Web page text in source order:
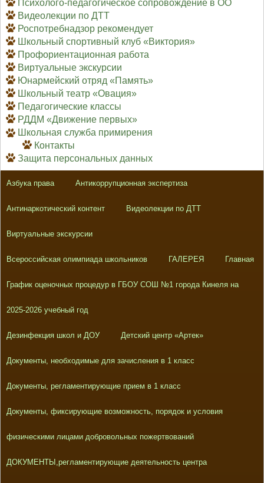
Психолого-педагогическое сопровождение в ОО
Видеолекции по ДТТ
Роспотребнадзор рекомендует
Школьный спортивный клуб «Виктория»
Профориентационная работа
Виртуальные экскурсии
Юнармейский отряд «Память»
Школьный театр «Овация»
Педагогические классы
РДДМ «Движение первых»
Школьная служба примирения
Контакты
Защита персональных данных
Азбука права Антикоррупционная экспертиза
Антинаркотический контент Видеолекции по ДТТ
Виртуальные экскурсии
Всероссийская олимпиада школьников ГАЛЕРЕЯ Главная
График оценочных процедур в ГБОУ СОШ №1 города Кинеля на
2025-2026 учебный год
Дезинфекция школ и ДОУ Детский центр «Артек»
Документы, необходимые для зачисления в 1 класс
Документы, регламентирующие прием в 1 класс
Документы, фиксирующие возможность, порядок и условия
физическими лицами добровольных пожертвований
ДОКУМЕНТЫ,регламентирующие деятельность центра